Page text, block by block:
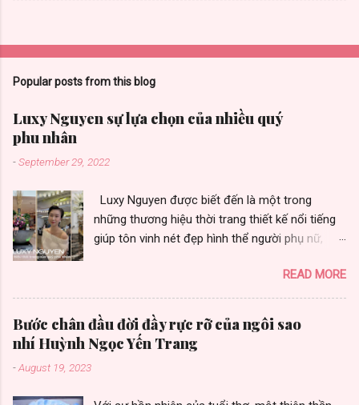
Popular posts from this blog
Luxy Nguyen sự lựa chọn của nhiều quý
phu nhân
-September 29, 2022
Luxy Nguyen được biết đến là một trong
những thương hiệu thời trang thiết kế nổi tiếng
giúp tôn vinh nét đẹp hình thể người phụ nữ,
đẹp sang trọng. Thương hiệu thời trang Luxy
Nguyen gây ấn tượng bởi chất lượng và sự đa
dạng trong từng thiết kế. Là sự lựa chọn của
nhiều khách hàng, nữ doanh nhân thành đạt,
những fashionista cùng nhiều người đẹp có sức
READ MORE
Bước chân đầu đời đầy rực rỡ của ngôi sao
nhí Huỳnh Ngọc Yến Trang
-August 19, 2023